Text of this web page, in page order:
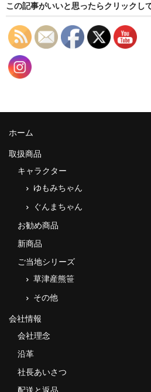
その他
文具・雑貨
民芸品
会社情報
会社理念
沿革
お問合せ
送料のご案内
草津Tip店
この記事がいいと思ったらクリックし
ホーム
取扱商品
キャラクター
ゆもみちゃん
ぐんまちゃん
お勧め商品
新商品
ご当地シリーズ
草津産熊笹
その他
会社情報
会社理念
沿革
社長あいさつ